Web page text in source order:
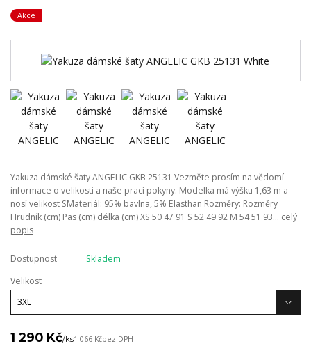
Akce
Yakuza dámské šaty ANGELIC GKB 25131 Vezměte prosím na vědomí
informace o velikosti a naše prací pokyny. Modelka má výšku 1,63 m a
nosí velikost SMateriál: 95% bavlna, 5% Elasthan Rozměry: Rozměry
Hrudník (cm) Pas (cm) délka (cm) XS 50 47 91 S 52 49 92 M 54 51 93... celý
popis
Dostupnost
Skladem
Velikost
1 290 Kč/ks1 066 Kčbez DPH